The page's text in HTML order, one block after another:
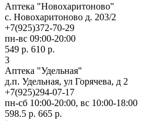
Аптека "Новохаритоново"
c. Новохаритоново д. 203/2
+7(925)372-70-29
пн-вс 09:00-20:00
549 р. 610 р.
3
Аптека "Удельная"
д.п. Удельная, ул Горячева, д 2
+7(925)294-07-17
пн-сб 10:00-20:00, вс 10:00-18:00
598.5 р. 665 р.